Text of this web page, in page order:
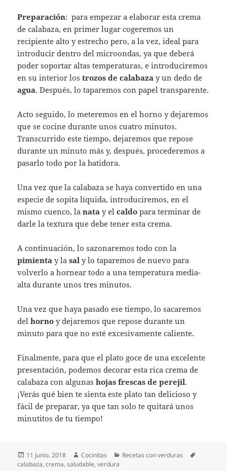
Preparación: para empezar a elaborar esta crema
de calabaza, en primer lugar cogeremos un
recipiente alto y estrecho pero, a la vez, ideal para
introducir dentro del microondas, ya que deberá
poder soportar altas temperaturas, e introduciremos
en su interior lostrozos de calabaza y un dedo de
agua. Después, lo taparemos con papel transparente.
Acto seguido, lo meteremos en el horno y dejaremos
que se cocine durante unos cuatro minutos.
Transcurrido este tiempo, dejaremos que repose
durante un minuto más y, después, procederemos a
pasarlo todo por la batidora.
Una vez que la calabaza se haya convertido en una
especie de sopita líquida, introduciremos, en el
mismo cuenco, lanata y elcaldo para terminar de
darle la textura que debe tener esta crema.
A continuación, lo sazonaremos todo con la
pimienta y lasal y lo taparemos de nuevo para
volverlo a hornear todo a una temperatura media-
alta durante unos tres minutos.
Una vez que haya pasado ese tiempo, lo sacaremos
delhorno y dejaremos que repose durante un
minuto para que no esté excesivamente caliente.
Finalmente, para que el plato goce de una excelente
presentación, podemos decorar esta rica crema de
calabaza con algunashojas frescas de perejil.
¡Verás qué bien te sienta este plato tan delicioso y
fácil de preparar, ya que tan solo te quitará unos
minutitos de tu tiempo!
Publicado
el
11 junio, 2018 Autor
Cocinitas Categorías
Recetas con verduras
calabaza,crema,saludable,verdura